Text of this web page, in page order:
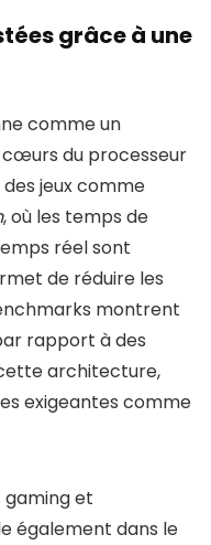
grâce à une
comme un
du processeur
jeux comme
, où les temps de
réel sont
de réduire les
montrent
rapport à des
architecture,
exigeantes comme
gaming et
également dans le